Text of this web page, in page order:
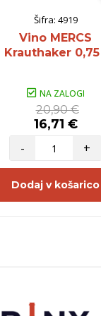
Šifra: 4919
Vino MERCS
Krauthaker 0,75 l
NA ZALOGI
20,90 €
16,71 €
-
+
Dodaj v košarico